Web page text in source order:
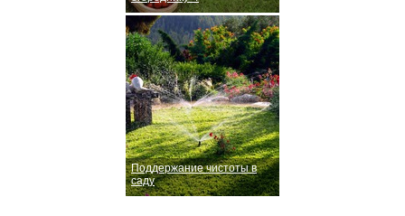
Поддержание чистоты в
саду